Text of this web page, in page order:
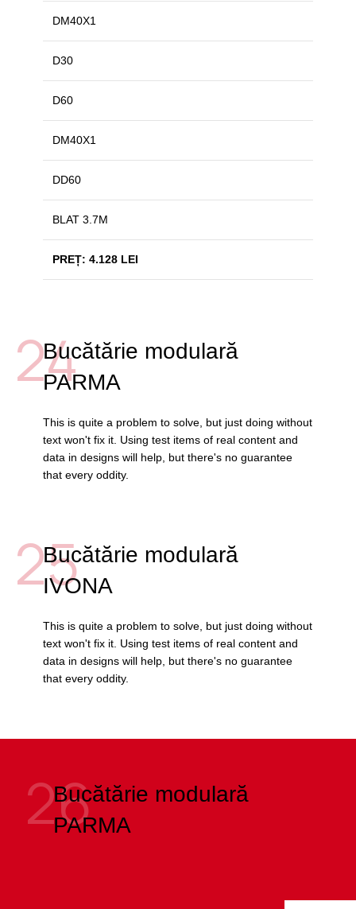
DM40X1
D30
D60
DM40X1
DD60
BLAT 3.7M
PREȚ: 4.128 LEI
24
Bucătărie modulară
PARMA
This is quite a problem to solve, but just doing without
text won't fix it. Using test items of real content and
data in designs will help, but there's no guarantee
that every oddity.
25
Bucătărie modulară
IVONA
This is quite a problem to solve, but just doing without
text won't fix it. Using test items of real content and
data in designs will help, but there's no guarantee
that every oddity.
26
Bucătărie modulară
PARMA